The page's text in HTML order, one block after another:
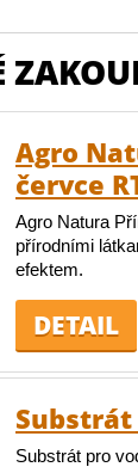
Agro
červce
Agro Natura
přírodními
efektem.
DETAIL
Substrát pro